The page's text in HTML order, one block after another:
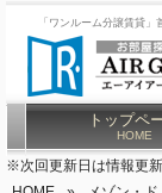
「ワンルーム分譲賃貸
トップペ
HOME
※次回更新日は情報更